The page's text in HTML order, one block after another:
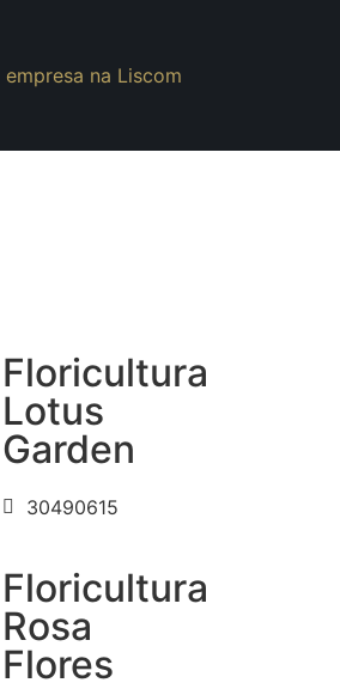
empresa na Liscom
Floricultura
Lotus
Garden
30490615
Floricultura
Rosa
Flores